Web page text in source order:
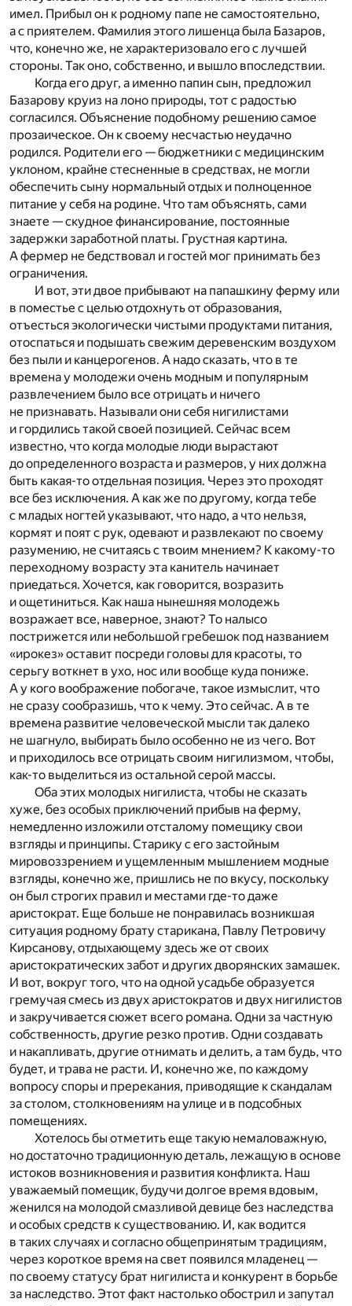
имел. Прибыл он к родному папе не самостоятельно,
а с приятелем. Фамилия этого лишенца была Базаров,
что, конечно же, не характеризовало его с лучшей
стороны. Так оно, собственно, и вышло впоследствии.
Когда его друг, а именно папин сын, предложил
Базарову круиз на лоно природы, тот с радостью
согласился. Объяснение подобному решению самое
прозаическое. Он к своему несчастью неудачно
родился. Родители его — бюджетники с медицинским
уклоном, крайне стесненные в средствах, не могли
обеспечить сыну нормальный отдых и полноценное
питание у себя на родине. Что там объяснять, сами
знаете — скудное финансирование, постоянные
задержки заработной платы. Грустная картина.
А фермер не бедствовал и гостей мог принимать без
ограничения.
И вот, эти двое прибывают на папашкину ферму или
в поместье с целью отдохнуть от образования,
отъесться экологически чистыми продуктами питания,
отоспаться и подышать свежим деревенским воздухом
без пыли и канцерогенов. А надо сказать, что в те
времена у молодежи очень модным и популярным
развлечением было все отрицать и ничего
не признавать. Называли они себя нигилистами
и гордились такой своей позицией. Сейчас всем
известно, что когда молодые люди вырастают
до определенного возраста и размеров, у них должна
быть какая-то отдельная позиция. Через это проходят
все без исключения. А как же по другому, когда тебе
с младых ногтей указывают, что надо, а что нельзя,
кормят и поят с рук, одевают и развлекают по своему
разумению, не считаясь с твоим мнением? К какому-то
переходному возрасту эта канитель начинает
приедаться. Хочется, как говорится, возразить
и ощетиниться. Как наша нынешняя молодежь
возражает все, наверное, знают? То налысо
пострижется или небольшой гребешок под названием
«ирокез» оставит посреди головы для красоты, то
серьгу воткнет в ухо, нос или вообще куда пониже.
А у кого воображение побогаче, такое измыслит, что
не сразу сообразишь, что к чему. Это сейчас. А в те
времена развитие человеческой мысли так далеко
не шагнуло, выбирать было особенно не из чего. Вот
и приходилось все отрицать своим нигилизмом, чтобы,
как-то выделиться из остальной серой массы.
Оба этих молодых нигилиста, чтобы не сказать
хуже, без особых приключений прибыв на ферму,
немедленно изложили отсталому помещику свои
взгляды и принципы. Старику с его застойным
мировоззрением и ущемленным мышлением модные
взгляды, конечно же, пришлись не по вкусу, поскольку
он был строгих правил и местами где-то даже
аристократ. Еще больше не понравилась возникшая
ситуация родному брату старикана, Павлу Петровичу
Кирсанову, отдыхающему здесь же от своих
аристократических забот и других дворянских замашек.
И вот, вокруг того, что на одной усадьбе образуется
гремучая смесь из двух аристократов и двух нигилистов
и закручивается сюжет всего романа. Одни за частную
собственность, другие резко против. Одни создавать
и накапливать, другие отнимать и делить, а там будь, что
будет, и трава не расти. И, конечно же, по каждому
вопросу споры и пререкания, приводящие к скандалам
за столом, столкновениям на улице и в подсобных
помещениях.
Хотелось бы отметить еще такую немаловажную,
но достаточно традиционную деталь, лежащую в основе
истоков возникновения и развития конфликта. Наш
уважаемый помещик, будучи долгое время вдовым,
женился на молодой смазливой девице без наследства
и особых средств к существованию. И, как водится
в таких случаях и согласно общепринятым традициям,
через короткое время на свет появился младенец —
по своему статусу брат нигилиста и конкурент в борьбе
за наследство. Этот факт настолько обострил и запутал